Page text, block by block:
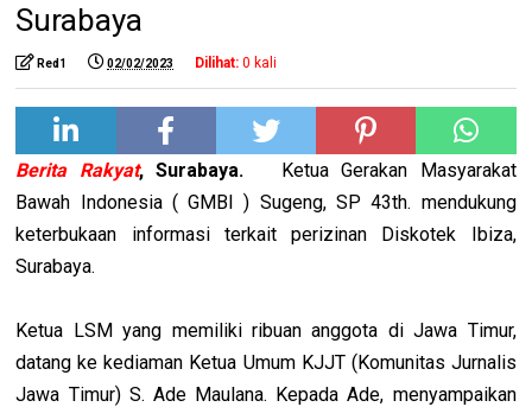
Surabaya
Red1 02/02/2023 Dilihat: 0 kali
Berita Rakyat, Surabaya. Ketua Gerakan Masyarakat
Bawah Indonesia ( GMBI ) Sugeng, SP 43th. mendukung
keterbukaan informasi terkait perizinan Diskotek Ibiza,
Surabaya.
Ketua LSM yang memiliki ribuan anggota di Jawa Timur,
datang ke kediaman Ketua Umum KJJT (Komunitas Jurnalis
Jawa Timur) S. Ade Maulana. Kepada Ade, menyampaikan